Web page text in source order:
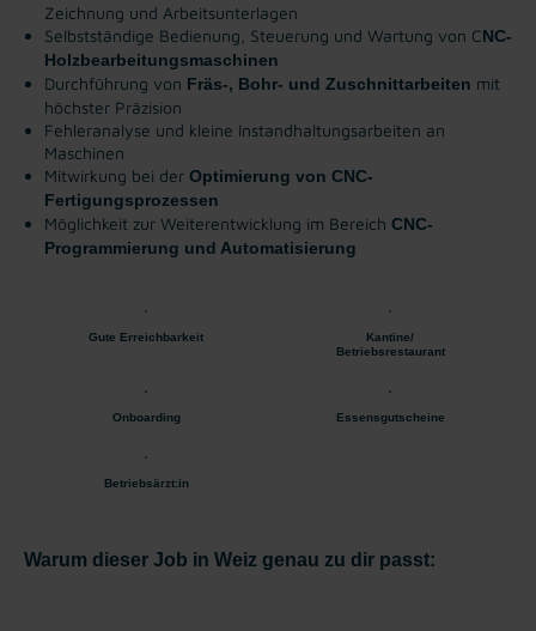
Zeichnung und Arbeitsunterlagen
Selbstständige Bedienung, Steuerung und Wartung von CNC-
Holzbearbeitungsmaschinen
Durchführung von Fräs-, Bohr- und Zuschnittarbeiten mit
höchster Präzision
Fehleranalyse und kleine Instandhaltungsarbeiten an
Maschinen
Mitwirkung bei der Optimierung von CNC-
Fertigungsprozessen
Möglichkeit zur Weiterentwicklung im Bereich CNC-
Programmierung und Automatisierung
Gute Erreichbarkeit
Kantine/
Betriebsrestaurant
Onboarding Essensgutscheine
Betriebsärzt:in
Warum dieser Job in Weiz genau zu dir passt: